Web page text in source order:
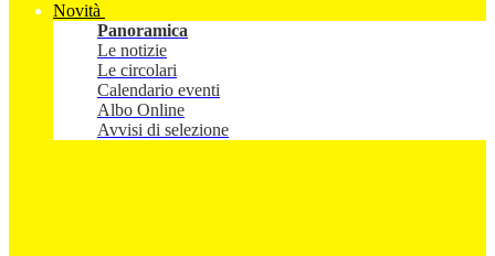
Novità
Panoramica
Le notizie
Le circolari
Calendario eventi
Albo Online
Avvisi di selezione